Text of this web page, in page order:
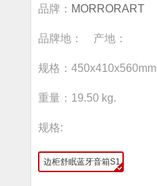
品牌： MORRORART
品牌地： 产地：
规格：450x410x560mm
重量：19.50 kg.
规格:
边柜舒眠蓝牙音箱S1